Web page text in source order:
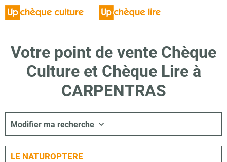
Votre point de vente Chèque
Culture et Chèque Lire à
CARPENTRAS
Modifier ma recherche
LE NATUROPTERE